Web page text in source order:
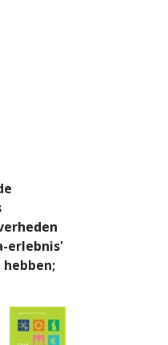
erlebnis'